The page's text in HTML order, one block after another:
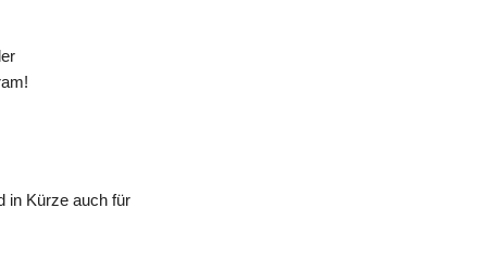
in Kürze auch für